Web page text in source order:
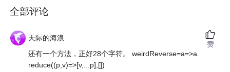
全部评论
天际的海浪
还有一个方法，正好28个字符。 weirdReverse=a=>a.
reduce((p,v)=>[v,...p],[])
赞